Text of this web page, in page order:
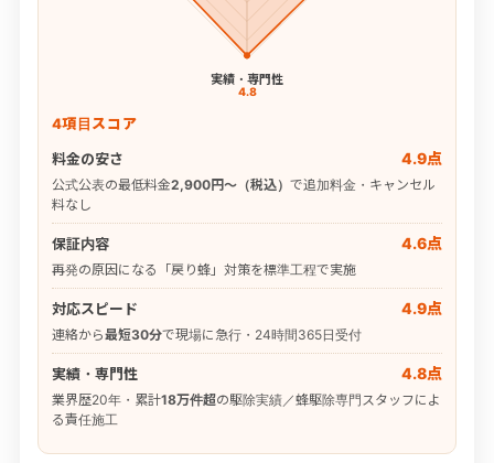
実績・専門性
4.8
4項目スコア
料金の安さ
4.9点
公式公表の最低料金2,900円〜（税込） で追加料金・キャンセル
料なし
保証内容 4.6点
再発の原因になる「戻り蜂」対策を標準工程で実施
対応スピード 4.9点
連絡から最短30分で現場に急行・24時間365日受付
実績・専門性 4.8点
業界歴20年・累計18万件超の駆除実績／蜂駆除専門スタッフによ
る責任施工